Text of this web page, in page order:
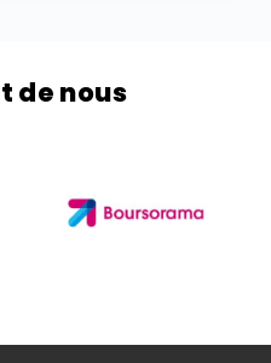
de nous